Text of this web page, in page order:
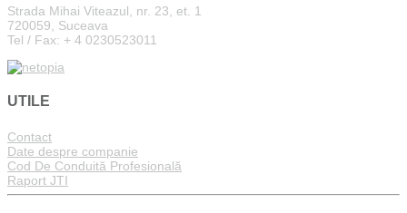
Strada Mihai Viteazul, nr. 23, et. 1
720059, Suceava
Tel / Fax: + 4 0230523011
UTILE
Contact
Date despre companie
Cod De Conduită Profesională
Raport JTI